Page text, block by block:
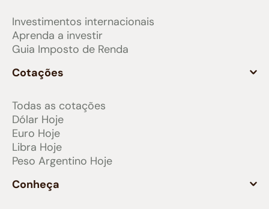
Investimentos internacionais
Aprenda a investir
Guia Imposto de Renda
Cotações
Todas as cotações
Dólar Hoje
Euro Hoje
Libra Hoje
Peso Argentino Hoje
Conheça